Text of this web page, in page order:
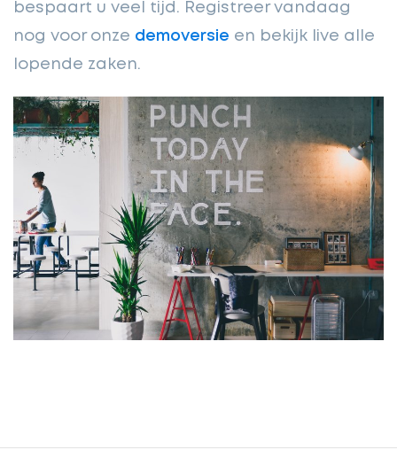
bespaart u veel tijd. Registreer vandaag
nog voor onze demoversie en bekijk live alle
lopende zaken.